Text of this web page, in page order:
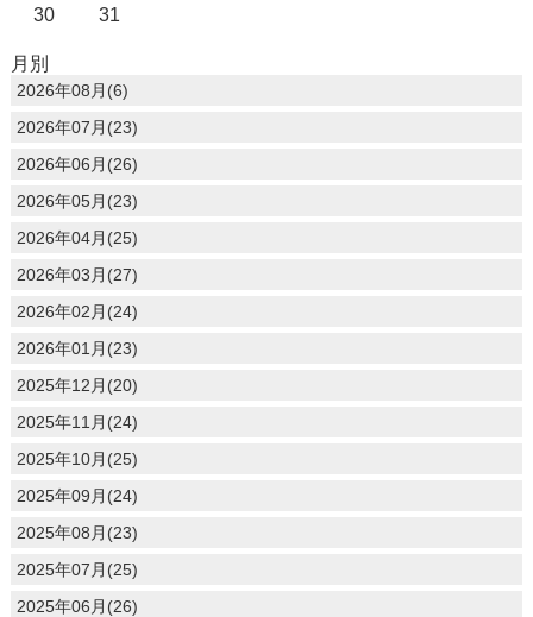
30
31
月別
2026年08月(6)
2026年07月(23)
2026年06月(26)
2026年05月(23)
2026年04月(25)
2026年03月(27)
2026年02月(24)
2026年01月(23)
2025年12月(20)
2025年11月(24)
2025年10月(25)
2025年09月(24)
2025年08月(23)
2025年07月(25)
2025年06月(26)